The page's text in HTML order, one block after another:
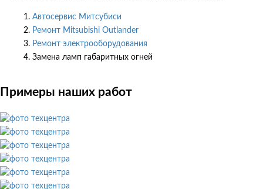
Автосервис Митсубиси
Ремонт Mitsubishi Outlander
Ремонт электрооборудования
Замена ламп габаритных огней
Примеры наших работ